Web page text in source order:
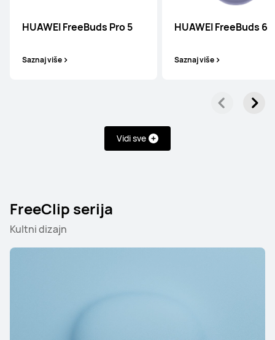
HUAWEI FreeBuds Pro 5
Saznaj više
HUAWEI FreeBuds 6
Saznaj više
Vidi sve
FreeClip serija
Kultni dizajn